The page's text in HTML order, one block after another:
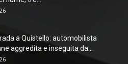
a Quistello: automobilista
aggredita e inseguita da...